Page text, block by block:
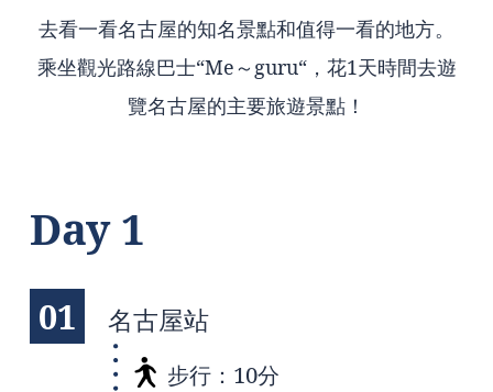
去看一看名古屋的知名景點和值得一看的地方。
乘坐觀光路線巴士“Me～guru“，花1天時間去遊
覽名古屋的主要旅遊景點！
Day 1
01 名古屋站
步行：10分